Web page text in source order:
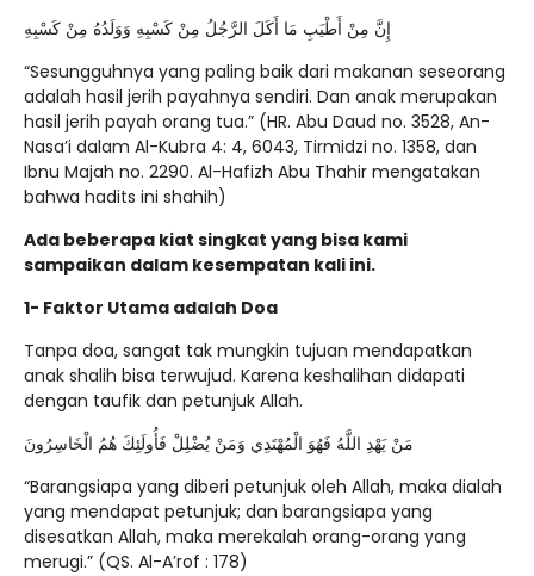
إِنَّ مِنْ أَطْيَبِ مَا أَكَلَ الرَّجُلُ مِنْ كَسْبِهِ وَوَلَدُهُ مِنْ كَسْبِهِ
“Sesungguhnya yang paling baik dari makanan seseorang
adalah hasil jerih payahnya sendiri. Dan anak merupakan
hasil jerih payah orang tua.” (HR. Abu Daud no. 3528, An-
Nasa’i dalam Al-Kubra 4: 4, 6043, Tirmidzi no. 1358, dan
Ibnu Majah no. 2290. Al-Hafizh Abu Thahir mengatakan
bahwa hadits ini shahih)
Ada beberapa kiat singkat yang bisa kami
sampaikan dalam kesempatan kali ini.
1- Faktor Utama adalah Doa
Tanpa doa, sangat tak mungkin tujuan mendapatkan
anak shalih bisa terwujud. Karena keshalihan didapati
dengan taufik dan petunjuk Allah.
مَنْ يَهْدِ اللَّهُ فَهُوَ الْمُهْتَدِي وَمَنْ يُضْلِلْ فَأُولَئِكَ هُمُ الْخَاسِرُونَ
“Barangsiapa yang diberi petunjuk oleh Allah, maka dialah
yang mendapat petunjuk; dan barangsiapa yang
disesatkan Allah, maka merekalah orang-orang yang
merugi.” (QS. Al-A’rof : 178)